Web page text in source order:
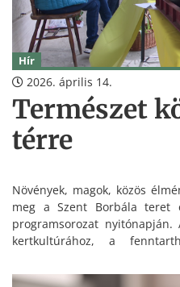
Hír
2026. április 14.
Természet
térre
Növények, magok, közös
meg a Szent Borbála teret
programsorozat
kertkultúrához, a